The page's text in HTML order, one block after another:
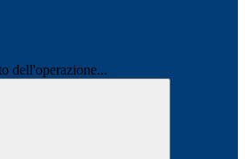
dell'operazione...